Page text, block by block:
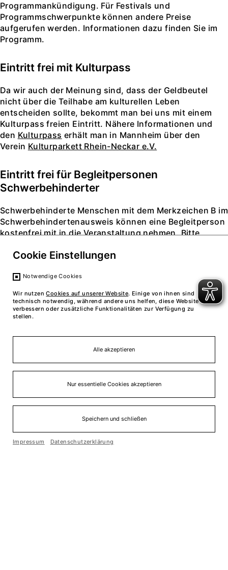
Programmankündigung. Für Festivals und
Programmschwerpunkte können andere Preise
aufgerufen werden. Informationen dazu finden Sie im
Programm.
Eintritt frei mit Kulturpass
Da wir auch der Meinung sind, dass der Geldbeutel
nicht über die Teilhabe am kulturellen Leben
entscheiden sollte, bekommt man bei uns mit einem
Kulturpass freien Eintritt. Nähere Informationen und
den Kulturpass erhält man in Mannheim über den
Verein Kulturparkett Rhein-Neckar e.V.
Eintritt frei für Begleitpersonen
Schwerbehinderter
Schwerbehinderte Menschen mit dem Merkzeichen B im
Schwerbehindertenausweis können eine Begleitperson
kostenfrei mit in die Veranstaltung nehmen. Bitte
Cookie Einstellungen
Notwendige Cookies
Wir nutzenCookies auf unserer Website. Einige von ihnen sind
technisch notwendig, während andere uns helfen, diese Website zu
verbessern oder zusätzliche Funktionalitäten zur Verfügung zu
stellen.
Alle akzeptieren
Nur essentielle Cookies akzeptieren
Speichern und schließen
Impressum Datenschutzerklärung